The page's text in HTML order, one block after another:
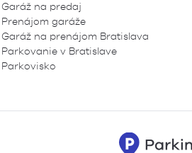
Garáž na predaj
Prenájom garáže
Garáž na prenájom Bratislava
Parkovanie v Bratislave
Parkovisko